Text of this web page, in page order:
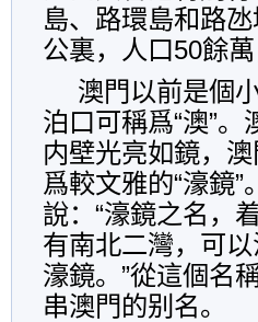
島、路環島和路
公裏，人口50餘
澳門以前是個
泊口可稱爲“澳”
内壁光亮如鏡，
爲較文雅的“濠鏡
說：“濠鏡之名，
有南北二灣，可
濠鏡。”從這個名
串澳門的别名。